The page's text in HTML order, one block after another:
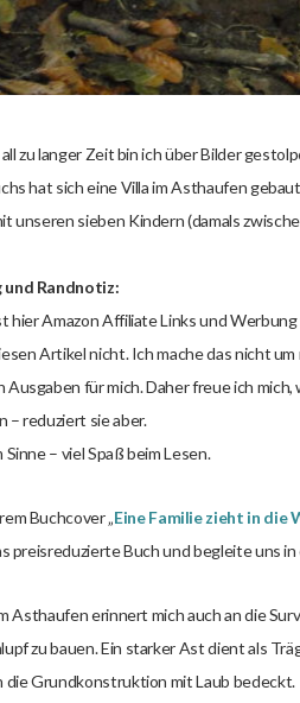
zu langer Zeit bin ich über Bilder
hat sich eine Villa im Asthaufen
unseren sieben Kindern (damals
und Randnotiz:
hier Amazon Affiliate Links und
Artikel nicht. Ich mache das nicht
Ausgaben für mich. Daher freue ich
– reduziert sie aber.
Sinne – viel Spaß beim Lesen.
Buchcover „Eine Familie zieht in die
preisreduzierte Buch und begleite uns
Asthaufen erinnert mich auch an die
zu bauen. Ein starker Ast dient als
die Grundkonstruktion mit Laub bedeckt.